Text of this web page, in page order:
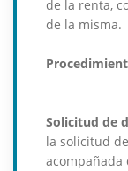
de la renta,
de la misma.
Solicitud de
la solicitud
acompañada